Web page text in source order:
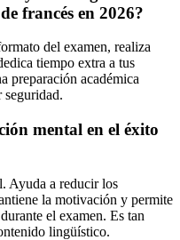
francés en 2026?
del examen, realiza
tiempo extra a tus
preparación académica
seguridad.
mental en el éxito
Ayuda a reducir los
la motivación y permite
el examen. Es tan
lingüístico.